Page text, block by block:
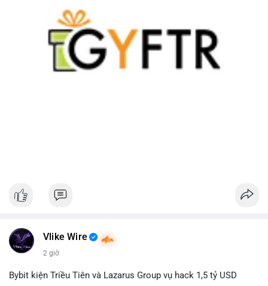
Vlike Wire
2 giờ
Bybit kiện Triều Tiên và Lazarus Group vụ hack 1,5 tỷ USD